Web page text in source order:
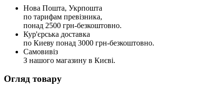
Нова Пошта, Укрпошта
по тарифам превізника,
понад 2500 грн-безкоштовно.
Кур'єрська доставка
по Киеву понад 3000 грн-безкоштовно.
Самовивіз
З нашого магазину в Києві.
Огляд товару